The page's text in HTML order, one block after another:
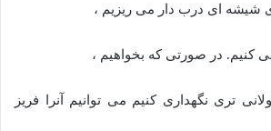
ای درب دار می ریزیم ،
کنیم. در صورتی که بخواهیم ،
تری نگهداری کنیم می توانیم آنرا فریز